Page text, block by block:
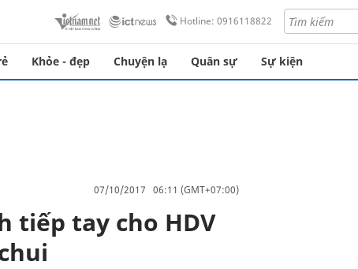
Hotline: 0916118822
Khỏe - đẹp Chuyện lạ Quân sự Sự kiện
07/10/2017 06:11 (GMT+07:00)
tiếp tay cho HDV